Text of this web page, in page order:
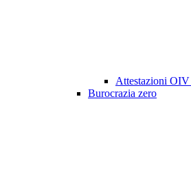
Attestazioni OIV
Burocrazia zero